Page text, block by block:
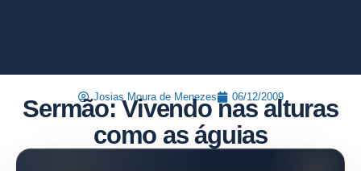
Josias Moura de Menezes 06/12/2009
Sermão: Vivendo nas alturas
como as águias